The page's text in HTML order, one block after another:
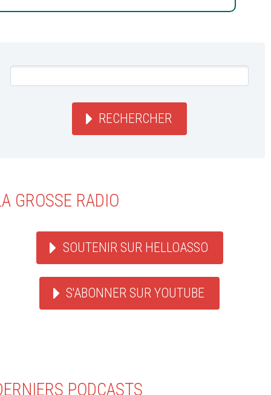
RECHERCHER
GROSSE RADIO
SOUTENIR SUR HELLOASSO
S'ABONNER SUR YOUTUBE
PODCASTS